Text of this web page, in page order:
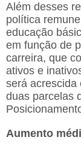
Além desses
política
educação
em função de
carreira, que
ativos e
será acrescida
duas parcelas
Aumento